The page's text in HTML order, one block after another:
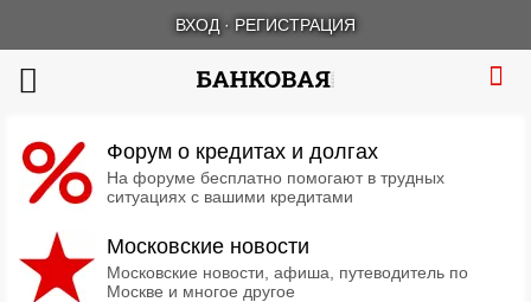
ВХОД · РЕГИСТРАЦИЯ
Форум о кредитах и долгах
На форуме бесплатно помогают в трудных
ситуациях с вашими кредитами
Московские новости
Московские новости, афиша, путеводитель по
Москве и многое другое